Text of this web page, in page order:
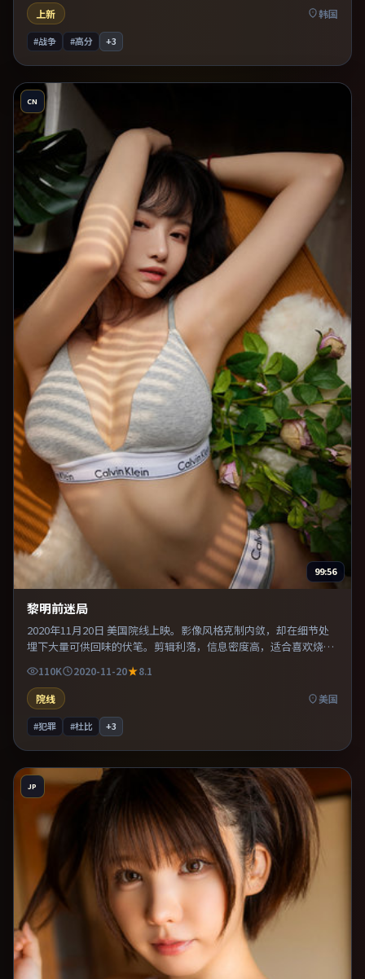
上新
韩国
#战争 #高分 +3
CN
99:56
黎明前迷局
2020年11月20日 美国院线上映。影像风格克制内敛，却在细节处
埋下大量可供回味的伏笔。剪辑利落，信息密度高，适合喜欢烧脑
与推理的观众。片尾留白意味深长，值得二刷细品台词与构图。
110K 2020-11-20
8.1
院线
美国
#犯罪 #杜比 +3
JP